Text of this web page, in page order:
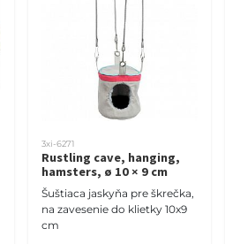
3xi-6271
Rustling cave, hanging,
hamsters, ø 10 × 9 cm
Šuštiaca jaskyňa pre škrečka,
na zavesenie do klietky 10x9
cm